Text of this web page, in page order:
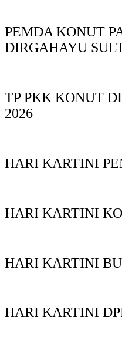
PEMDA KONUT
DIRGAHAYU
TP PKK KONUT
2026
HARI KARTINI
HARI KARTINI
HARI KARTINI
HARI KARTINI